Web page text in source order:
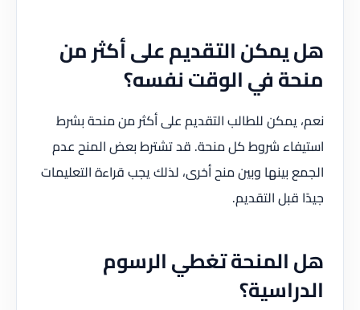
هل يمكن التقديم على أكثر من
منحة في الوقت نفسه؟
نعم، يمكن للطالب التقديم على أكثر من منحة بشرط
استيفاء شروط كل منحة. قد تشترط بعض المنح عدم
الجمع بينها وبين منح أخرى، لذلك يجب قراءة التعليمات
جيدًا قبل التقديم.
هل المنحة تغطي الرسوم
الدراسية؟